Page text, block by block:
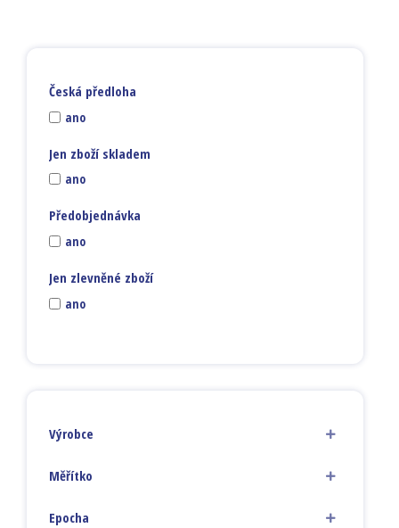
Česká předloha
ano
Jen zboží skladem
ano
Předobjednávka
ano
Jen zlevněné zboží
ano
Výrobce
Měřítko
Epocha